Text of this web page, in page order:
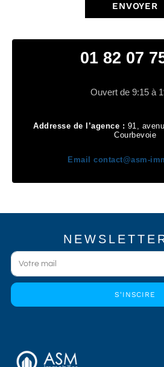
ENVOYER
01 82 07
Ouvert de 9:15 à
Addresse de l’agence : 91,
Courbevoie
Emailcontact@asm-
S'INSCIRE